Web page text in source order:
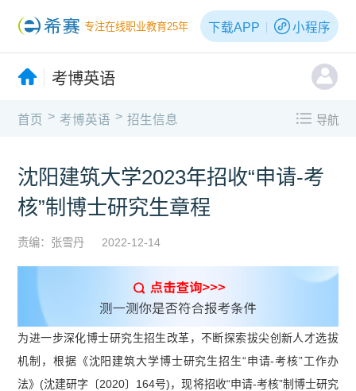
专注在线职业教育25年 下载APP 小程序
考博英语
首页 > 考博英语 > 招生信息 导航
沈阳建筑大学2023年招收“申请-考
核”制博士研究生章程
责编：张雪丹 2022-12-14
为进一步深化博士研究生招生改革，不断探索拔尖创新人才选拔
机制，根据《沈阳建筑大学博士研究生招生“申请-考核”工作办
法》(沈建研字〔2020〕164号)，现将招收“申请-考核”制博士研究